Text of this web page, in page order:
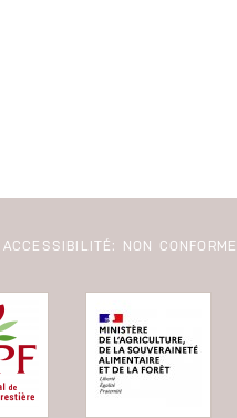
ACCESSIBILITÉ: NON CONFORME